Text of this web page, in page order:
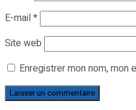
E-mail*
Site web
Enregistrer mon nom, mon